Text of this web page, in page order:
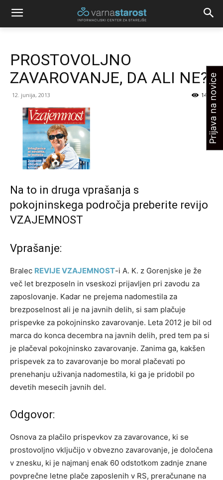
PROSTOVOLJNO
ZAVAROVANJE, DA ALI NE?
12. junija, 2013 1442
Na to in druga vprašanja s
pokojninskega področja preberite revijo
VZAJEMNOST
Vprašanje:
Bralec REVIJE VZAJEMNOST-i A. K. z Gorenjske je že
več let brezposeln in vseskozi prijavljen pri zavodu za
zaposlovanje. Kadar ne prejema nadomestila za
brezposelnost ali je na javnih delih, si sam plačuje
prispevke za pokojninsko zavarovanje. Leta 2012 je bil od
marca do konca decembra na javnih delih, pred tem pa si
je plačeval pokojninsko zavarovanje. Zanima ga, kakšen
prispevek za to zavarovanje bo moral plačevati po
prenehanju uživanja nadomestila, ki ga je pridobil po
devetih mesecih javnih del.
Odgovor:
Osnova za plačilo prispevkov za zavarovance, ki se
prostovoljno vključijo v obvezno zavarovanje, je določena
v znesku, ki je najmanj enak 60 odstotkom zadnje znane
povprečne letne plače zaposlenih v RS, preračunane na
Prijava na novice